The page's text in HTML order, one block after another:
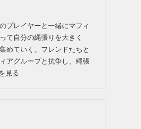
プレイヤーと一緒にマフィ
て自分の縄張りを大きく
めていく。フレンドたちと
アグループと抗争し、縄張
見る